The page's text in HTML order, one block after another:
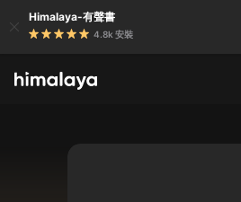
Himalaya-有聲書
4.8k 安裝